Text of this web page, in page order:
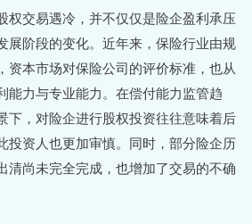
权交易遇冷，并不仅仅是险企盈利承压
展阶段的变化。近年来，保险行业由规
资本市场对保险公司的评价标准，也从
能力与专业能力。在偿付能力监管趋
下，对险企进行股权投资往往意味着后
投资人也更加审慎。同时，部分险企历
清尚未完全完成，也增加了交易的不确